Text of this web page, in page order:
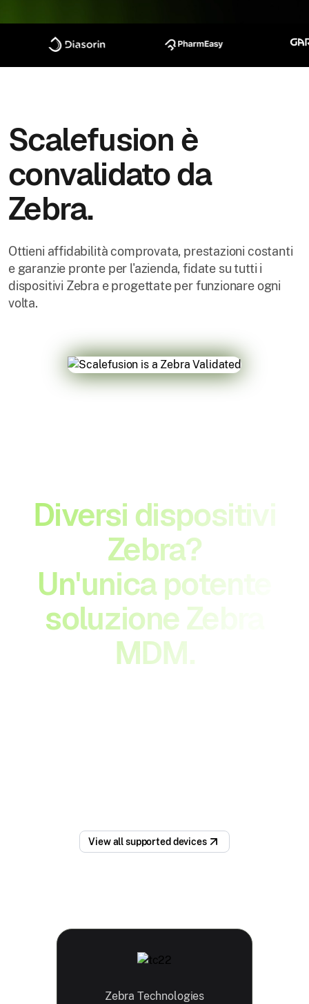
Scalefusion è
convalidato da
Zebra.
Ottieni affidabilità comprovata, prestazioni costanti
e garanzie pronte per l'azienda, fidate su tutti i
dispositivi Zebra e progettate per funzionare ogni
volta.
Diversi dispositivi
Zebra?
Un'unica potente
soluzione Zebra
MDM.
View all supported devices
Zebra Technologies